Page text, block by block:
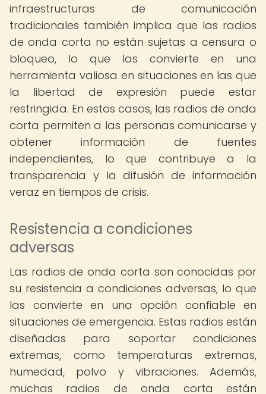
infraestructuras de comunicación
tradicionales también implica que las radios
de onda corta no están sujetas a censura o
bloqueo, lo que las convierte en una
herramienta valiosa en situaciones en las que
la libertad de expresión puede estar
restringida. En estos casos, las radios de onda
corta permiten a las personas comunicarse y
obtener información de fuentes
independientes, lo que contribuye a la
transparencia y la difusión de información
veraz en tiempos de crisis.
Resistencia a condiciones
adversas
Las radios de onda corta son conocidas por
su resistencia a condiciones adversas, lo que
las convierte en una opción confiable en
situaciones de emergencia. Estas radios están
diseñadas para soportar condiciones
extremas, como temperaturas extremas,
humedad, polvo y vibraciones. Además,
muchas radios de onda corta están